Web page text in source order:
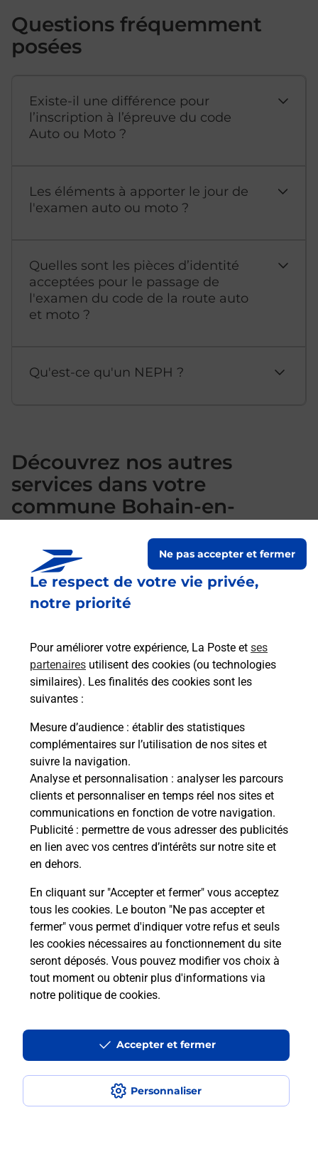
Le respect de votre vie privée,
notre priorité
Pour améliorer votre expérience, La Poste et ses
partenaires utilisent des cookies (ou technologies
similaires). Les finalités des cookies sont les
suivantes :
Mesure d’audience : établir des statistiques
complémentaires sur l’utilisation de nos sites et
suivre la navigation.
Analyse et personnalisation : analyser les parcours
clients et personnaliser en temps réel nos sites et
communications en fonction de votre navigation.
Publicité : permettre de vous adresser des publicités
en lien avec vos centres d’intérêts sur notre site et
en dehors.
En cliquant sur "Accepter et fermer" vous acceptez
tous les cookies. Le bouton "Ne pas accepter et
fermer" vous permet d'indiquer votre refus et seuls
les cookies nécessaires au fonctionnement du site
seront déposés. Vous pouvez modifier vos choix à
tout moment ou obtenir plus d'informations via
notre politique de cookies.
Personnaliser
Ne pas accepter et fermer
Accepter et fermer
Questions fréquemment
posées
Existe-il une différence pour
l’inscription à l’épreuve du code
Auto ou Moto ?
Les éléments à apporter le jour de
l'examen auto ou moto ?
Quelles sont les pièces d’identité
acceptées pour le passage de
l'examen du code de la route auto
et moto ?
Qu'est-ce qu'un NEPH ?
Découvrez nos autres
services dans votre
commune Bohain-en-
Souscrire à la téléassistance
Vous cherchez une téléassistance, téléalarme dans
la commune Bohain-en-vermandois ?
Découvrez nos offres.
En savoir plus
Localiser Liste
Liste - examen code de la route
Aisne - examen code de la route
Bohain-en-vermandois - examen code de la route
Accessibilité : partiellement conforme
Conditions contractuelles
Mentions légales